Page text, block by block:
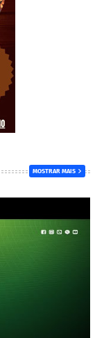
MOSTRAR MAIS